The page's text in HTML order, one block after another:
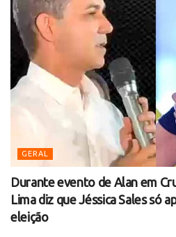
GERAL
Durante evento de Alan em
Lima diz que Jéssica Sales só
eleição